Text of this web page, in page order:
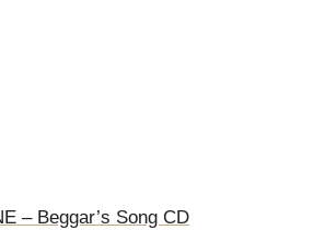
– Beggar’s Song CD